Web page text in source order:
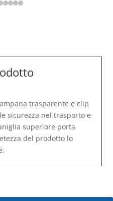
trasparente e clip
sicurezza nel trasporto e
superiore porta
del prodotto lo